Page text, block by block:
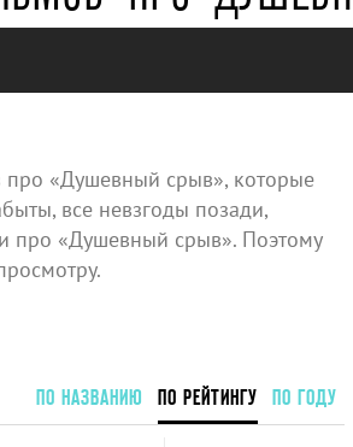
«Душевный срыв», которые
все невзгоды позади,
про «Душевный срыв». Поэтому
ПО НАЗВАНИЮ ПО РЕЙТИНГУ ПО ГОДУ